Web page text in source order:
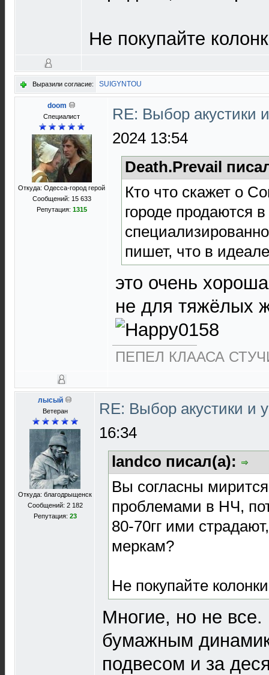
Не покупайте
Выразили согласие: SUIGYNTOU
doom
Специалист
Откуда: Одесса-город герой
Сообщений: 15 633
Репутация: 1315
RE: Выбор акустики
2024 13:54
Death.Prevail
Кто что скажет о
городе продаются
пишет, что в
это очень
не для тяжёлых
ПЕПЕЛ КЛААСА
лысый
Ветеран
Откуда: благодрыщенск
Сообщений: 2 182
Репутация: 23
RE: Выбор акустики и
16:34
landco писал(а):
Вы согласны
проблемами в НЧ,
80-70гг ими
меркам?
Не покупайте
Многие, но не
бумажным
подвесом и за